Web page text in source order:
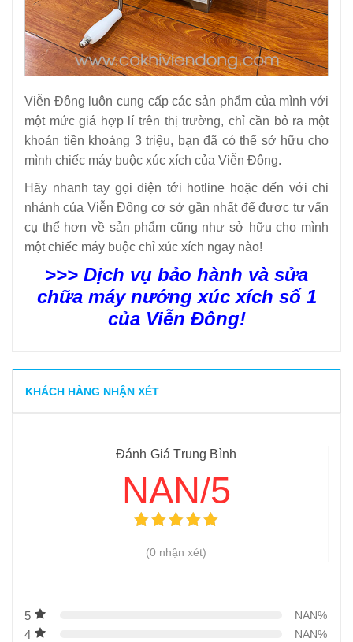
Viễn Đông luôn cung cấp các sản phẩm của mình với
một mức giá hợp lí trên thị trường, chỉ cần bỏ ra một
khoản tiền khoảng 3 triệu, bạn đã có thể sở hữu cho
mình chiếc máy buộc xúc xích của Viễn Đông.
Hãy nhanh tay gọi điện tới hotline hoặc đến với chi
nhánh của Viễn Đông cơ sở gần nhất để được tư vấn
cụ thể hơn về sản phẩm cũng như sở hữu cho mình
một chiếc máy buộc chỉ xúc xích ngay nào!
>>> Dịch vụ bảo hành và sửa
chữa máy nướng xúc xích số 1
của Viễn Đông!
KHÁCH HÀNG NHẬN XÉT
Đánh Giá Trung Bình
NAN/5
(0 nhận xét)
5 NAN%
4 NAN%